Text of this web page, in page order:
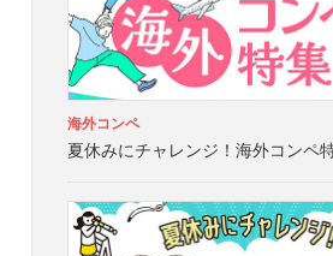
海外コンペ
夏休みにチャレンジ！海外コンペ